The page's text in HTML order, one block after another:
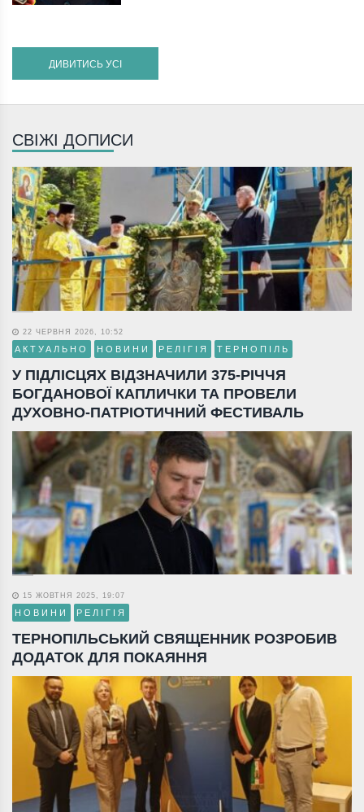
ДИВИТИСЬ УСІ
СВІЖІ ДОПИСИ
22 ЧЕРВНЯ 2026, 10:52
АКТУАЛЬНО НОВИНИ РЕЛІГІЯ ТЕРНОПІЛЬ
У ПІДЛІСЦЯХ ВІДЗНАЧИЛИ 375-РІЧЧЯ
БОГДАНОВОЇ КАПЛИЧКИ ТА ПРОВЕЛИ
ДУХОВНО-ПАТРІОТИЧНИЙ ФЕСТИВАЛЬ
15 ЖОВТНЯ 2025, 19:07
НОВИНИ РЕЛІГІЯ
ТЕРНОПІЛЬСЬКИЙ СВЯЩЕННИК РОЗРОБИВ
ДОДАТОК ДЛЯ ПОКАЯННЯ